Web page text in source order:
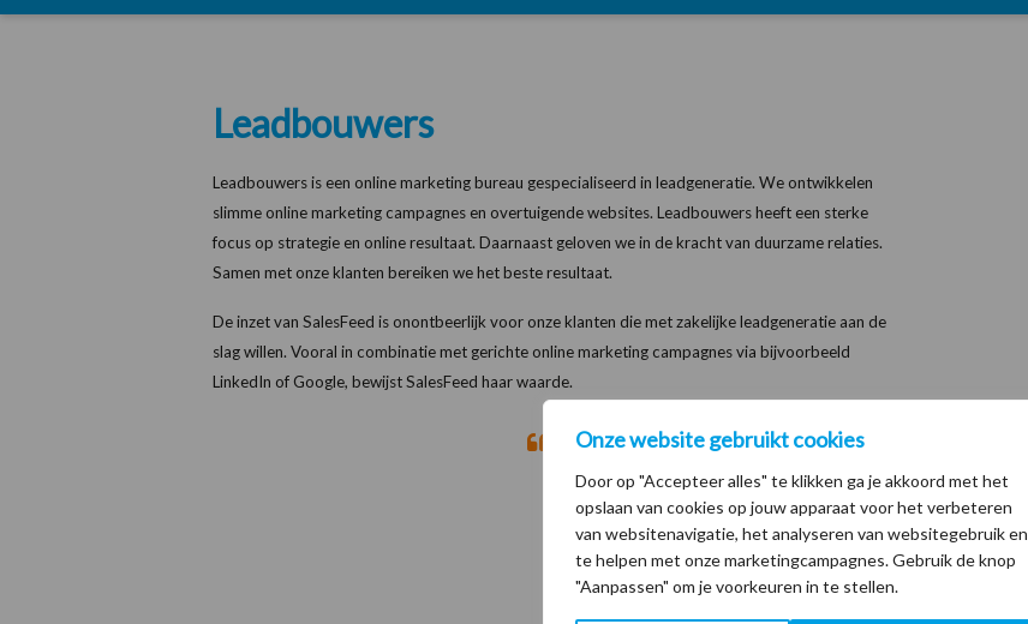
Onze website gebruikt cookies
Door op "Accepteer alles" te klikken ga je akkoord met het
opslaan van cookies op jouw apparaat voor het verbeteren
van websitenavigatie, het analyseren van websitegebruik en
te helpen met onze marketingcampagnes. Gebruik de knop
"Aanpassen" om je voorkeuren in te stellen.
Leadbouwers
Leadbouwers is een online marketing bureau gespecialiseerd in leadgeneratie. We ontwikkelen
slimme online marketing campagnes en overtuigende websites. Leadbouwers heeft een sterke
focus op strategie en online resultaat. Daarnaast geloven we in de kracht van duurzame relaties.
Samen met onze klanten bereiken we het beste resultaat.
De inzet van SalesFeed is onontbeerlijk voor onze klanten die met zakelijke leadgeneratie aan de
slag willen. Vooral in combinatie met gerichte online marketing campagnes via bijvoorbeeld
LinkedIn of Google, bewijst SalesFeed haar waarde.